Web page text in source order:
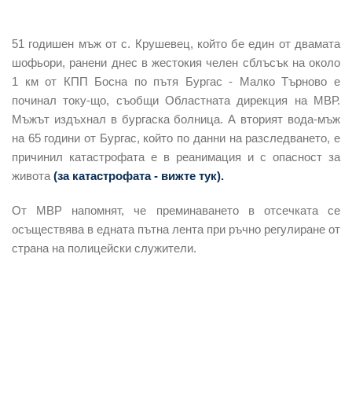
51 годишен мъж от с. Крушевец, който бе един от двамата
шофьори, ранени днес в жестокия челен сблъсък на около
1 км от КПП Босна по пътя Бургас - Малко Търново е
починал току-що, съобщи Областната дирекция на МВР.
Мъжът издъхнал в бургаска болница. А вторият вода-мъж
на 65 години от Бургас, който по данни на разследването, е
причинил катастрофата е в реанимация и с опасност за
живота (за катастрофата - вижте тук).
От МВР напомнят, че преминаването в отсечката се
осъществява в едната пътна лента при ръчно регулиране от
страна на полицейски служители.